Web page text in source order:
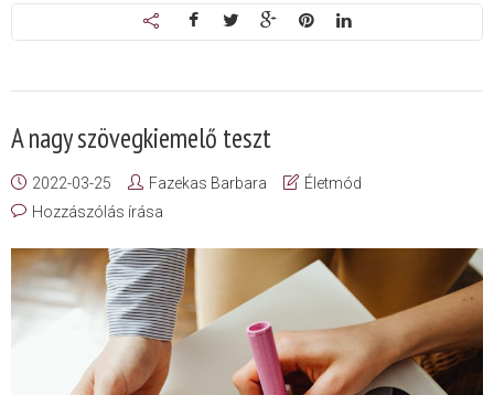
A nagy szövegkiemelő teszt
2022-03-25 Fazekas Barbara
Életmód
Hozzászólás írása